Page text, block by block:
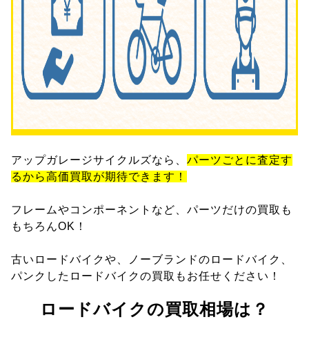
アップガレージサイクルズなら、 パーツごとに査定す
るから高価買取が期待できます！
フレームやコンポーネントなど、パーツだけの買取も
もちろんOK！
古いロードバイクや、ノーブランドのロードバイク、
パンクしたロードバイクの買取もお任せください！
ロードバイクの買取相場は？